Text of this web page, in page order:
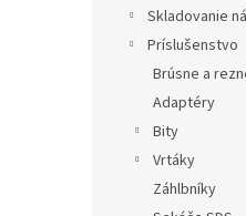
Skladovanie
Príslušenstvo
Brúsne a
Adaptéry
Bity
Vrtáky
Záhlbníky